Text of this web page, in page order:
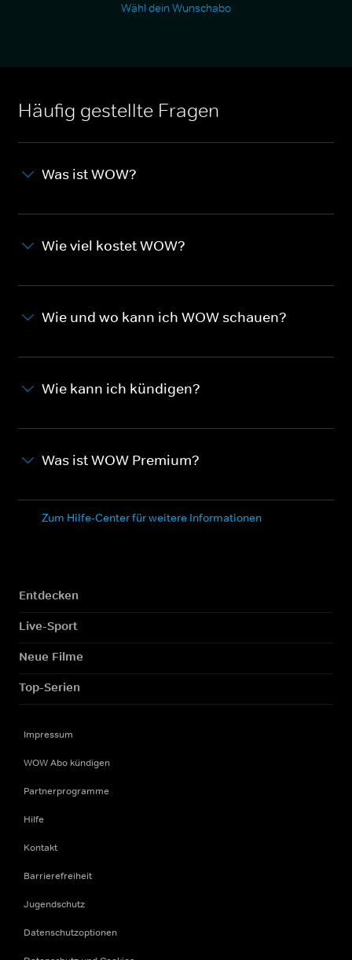
Wähl dein Wunschabo
Häufig gestellte Fragen
Was ist WOW?
Wie viel kostet WOW?
Wie und wo kann ich WOW schauen?
Wie kann ich kündigen?
Was ist WOW Premium?
Zum Hilfe-Center für weitere Informationen
Entdecken
Live-Sport
Neue Filme
Top-Serien
Impressum
WOW Abo kündigen
Partnerprogramme
Hilfe
Kontakt
Barrierefreiheit
Jugendschutz
Datenschutzoptionen